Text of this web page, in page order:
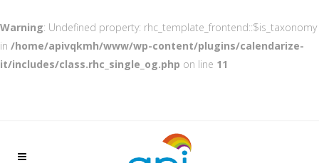
Warning: Undefined property: rhc_template_frontend::$is_taxonomy
in /home/apivqkmh/www/wp-content/plugins/calendarize-
it/includes/class.rhc_single_og.php on line 11